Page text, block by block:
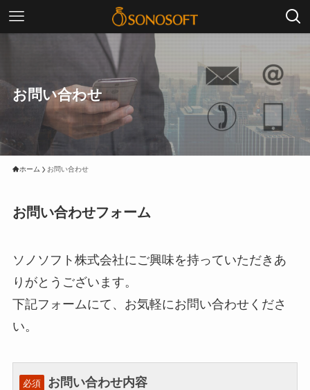
お問い合わせ
ホーム お問い合わせ
お問い合わせフォーム
ソノソフト株式会社にご興味を持っていただきあ
りがとうございます。
下記フォームにて、お気軽にお問い合わせくださ
い。
必須 お問い合わせ内容